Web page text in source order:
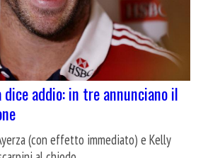
dice addio: in tre annunciano il
(con effetto immediato) e Kelly